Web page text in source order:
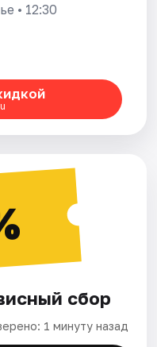
• 12:30
сбор
1 минуту назад